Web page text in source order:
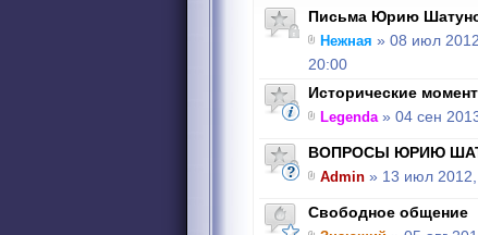
Письма Юрию
Нежная » 08 июл
20:00
Исторические
Legenda» 04 сен
ВОПРОСЫ ЮРИЮ
Admin » 13 июл
Свободное общение